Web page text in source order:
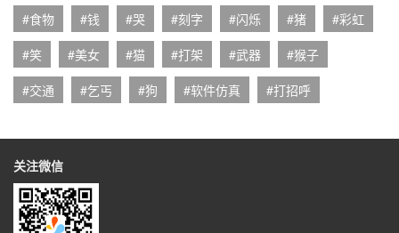
#食物
#钱 #哭 #刻字 #闪烁 #猪
#彩虹
#笑
#美女 #猫 #打架 #武器
#猴子
#交通
#乞丐 #狗 #软件仿真 #打招呼
关注微信